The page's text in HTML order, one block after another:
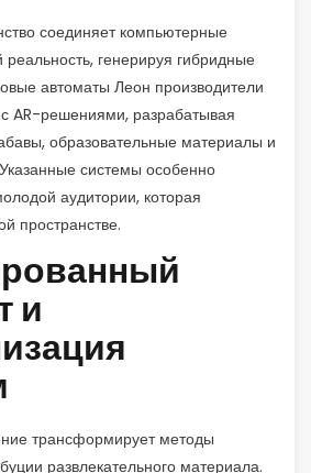
соединяет компьютерные
генерируя гибридные
автоматы Леон производители
AR-решениями, разрабатывая
образовательные материалы и
системы особенно
аудитории, которая
пространстве.
и
трансформирует методы
развлекательного материала.